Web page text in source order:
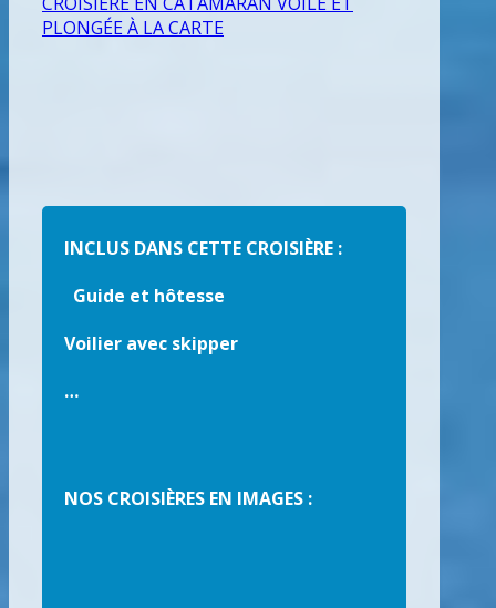
PLONGÉE À LA CARTE
INCLUS DANS CETTE CROISIÈRE :
Guide et hôtesse
Voilier avec skipper
…
NOS CROISIÈRES EN IMAGES :